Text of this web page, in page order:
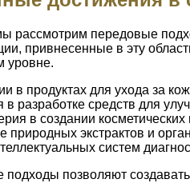
рассмотрим передовые
привнесенные в эту
уровне.
в продуктах для ухода за
разработке средств для
в создании
природных экстрактов и
систем
позволяют